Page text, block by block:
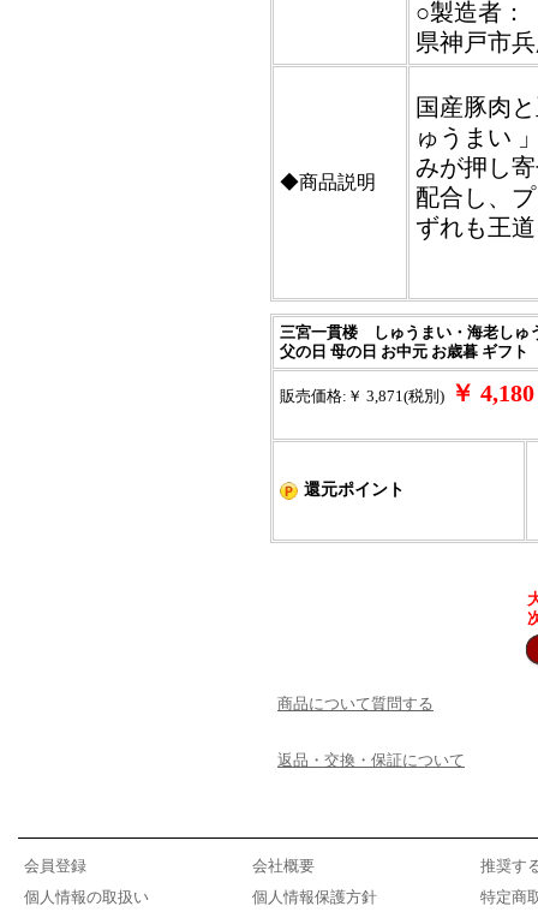
○製造者
県神戸市
◆商品説明
国産豚肉
ゅうまい
みが押し
配合し、
ずれも王
三宮一貫楼 しゅうまい・海老しゅ
父の日 母の日 お中元 お歳暮 ギフト
販売価格:￥ 3,871(税別) ￥
還元ポイント
商品について質問する
返品・交換・保証について
会員登録 会社概要
推奨す
個人情報の取扱い
個人情報保護方針
特定商